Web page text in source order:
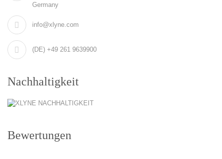
Germany
info@xlyne.com
(DE) +49 261 9639900
Nachhaltigkeit
Bewertungen